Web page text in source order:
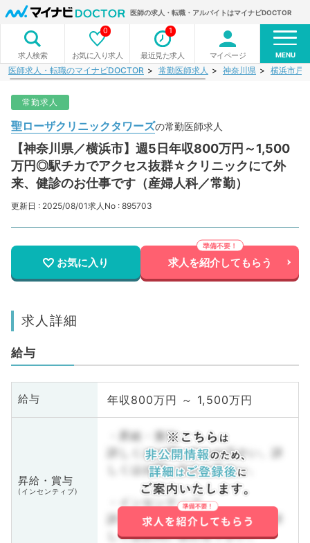
医師の求人・転職・アルバイトはマイナビDOCTOR
求人検索 お気に入り求人
0
最近見た求人
1
マイページ MENU
医師求人・転職のマイナビDOCTOR 常勤医師求人 神奈川県 横浜市戸
常勤求人
聖ローザクリニックタワーズの常勤医師求人
【神奈川県／横浜市】週5日年収800万円～1,500
万円◎駅チカでアクセス抜群☆クリニックにて外
来、健診のお仕事です（産婦人科／常勤）
更新日 : 2025/08/01求人No : 895703
お気に入り 求人を紹介してもらう
求人詳細
給与
給与 年収800万円 ～ 1,500万円
昇給・賞与
(インセンティブ)
・昇給・賞与
詳しくはお問い合わせ下さい。詳
しくはお問い合わせ下さい。
・インセンティブ
詳しくはお問い合わせ下さい。詳
しくはお問い合わせ下さい。